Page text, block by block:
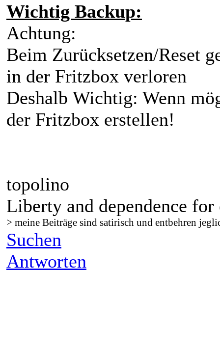
Wichtig Backup:
Achtung:
Beim Zurücksetzen/Reset
in der Fritzbox verloren
Deshalb Wichtig: Wenn
der Fritzbox erstellen!
topolino
Liberty and dependence for
> meine Beiträge sind satirisch und entbehren
Suchen
Antworten